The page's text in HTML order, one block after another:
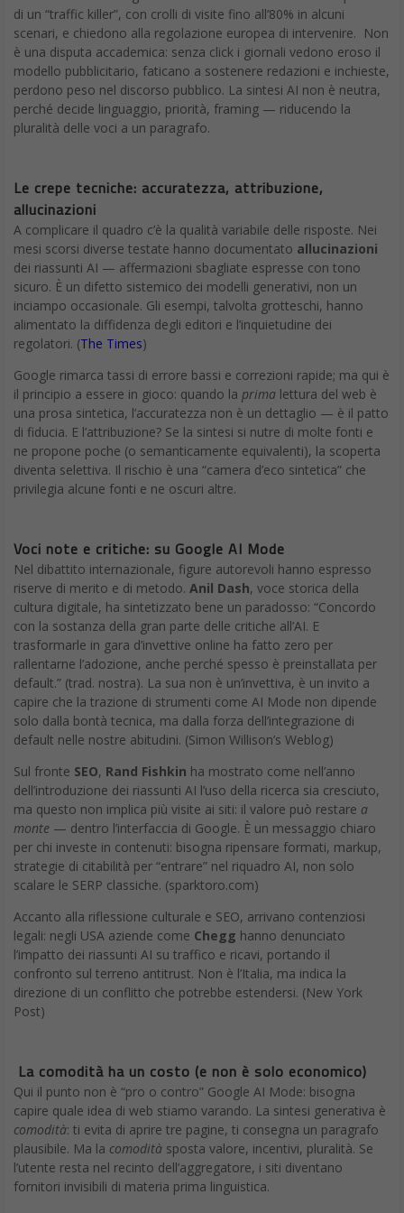
di un “traffic killer”, con crolli di visite fino all’80% in alcuni
scenari, e chiedono alla regolazione europea di intervenire. Non
è una disputa accademica: senza click i giornali vedono eroso il
modello pubblicitario, faticano a sostenere redazioni e inchieste,
perdono peso nel discorso pubblico. La sintesi AI non è neutra,
perché decide linguaggio, priorità, framing — riducendo la
pluralità delle voci a un paragrafo.
Le crepe tecniche: accuratezza, attribuzione,
allucinazioni
A complicare il quadro c’è la qualità variabile delle risposte. Nei
mesi scorsi diverse testate hanno documentato allucinazioni
dei riassunti AI — affermazioni sbagliate espresse con tono
sicuro. È un difetto sistemico dei modelli generativi, non un
inciampo occasionale. Gli esempi, talvolta grotteschi, hanno
alimentato la diffidenza degli editori e l’inquietudine dei
regolatori. (The Times)
Google rimarca tassi di errore bassi e correzioni rapide; ma qui è
il principio a essere in gioco: quando la prima lettura del web è
una prosa sintetica, l’accuratezza non è un dettaglio — è il patto
di fiducia. E l’attribuzione? Se la sintesi si nutre di molte fonti e
ne propone poche (o semanticamente equivalenti), la scoperta
diventa selettiva. Il rischio è una “camera d’eco sintetica” che
privilegia alcune fonti e ne oscuri altre.
Voci note e critiche: su Google AI Mode
Nel dibattito internazionale, figure autorevoli hanno espresso
riserve di merito e di metodo. Anil Dash, voce storica della
cultura digitale, ha sintetizzato bene un paradosso: “Concordo
con la sostanza della gran parte delle critiche all’AI. E
trasformarle in gara d’invettive online ha fatto zero per
rallentarne l’adozione, anche perché spesso è preinstallata per
default.” (trad. nostra). La sua non è un’invettiva, è un invito a
capire che la trazione di strumenti come AI Mode non dipende
solo dalla bontà tecnica, ma dalla forza dell’integrazione di
default nelle nostre abitudini. (Simon Willison’s Weblog)
Sul fronte SEO, Rand Fishkin ha mostrato come nell’anno
dell’introduzione dei riassunti AI l’uso della ricerca sia cresciuto,
ma questo non implica più visite ai siti: il valore può restare a
monte — dentro l’interfaccia di Google. È un messaggio chiaro
per chi investe in contenuti: bisogna ripensare formati, markup,
strategie di citabilità per “entrare” nel riquadro AI, non solo
scalare le SERP classiche. (sparktoro.com)
Accanto alla riflessione culturale e SEO, arrivano contenziosi
legali: negli USA aziende come Chegg hanno denunciato
l’impatto dei riassunti AI su traffico e ricavi, portando il
confronto sul terreno antitrust. Non è l’Italia, ma indica la
direzione di un conflitto che potrebbe estendersi. (New York
Post)
La comodità ha un costo (e non è solo economico)
Qui il punto non è “pro o contro” Google AI Mode: bisogna
capire quale idea di web stiamo varando. La sintesi generativa è
comodità: ti evita di aprire tre pagine, ti consegna un paragrafo
plausibile. Ma la comodità sposta valore, incentivi, pluralità. Se
l’utente resta nel recinto dell’aggregatore, i siti diventano
fornitori invisibili di materia prima linguistica.